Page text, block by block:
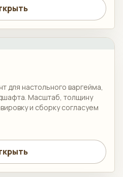
для настольного варгейма,
Масштаб, толщину
и сборку согласуем